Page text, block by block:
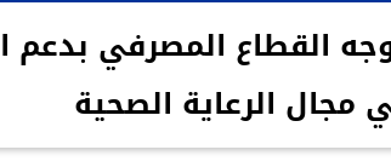
القطاع المصرفي بدعم
مجال الرعاية الصحية